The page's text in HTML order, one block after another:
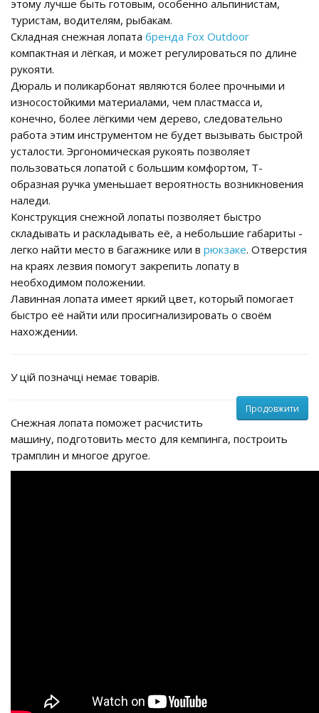
этому лучше быть готовым, особенно альпинистам,
туристам, водителям, рыбакам.
Складная снежная лопата бренда Fox Outdoor
компактная и лёгкая, и может регулироваться по длине
рукояти.
Дюраль и поликарбонат являются более прочными и
износостойкими материалами, чем пластмасса и,
конечно, более лёгкими чем дерево, следовательно
работа этим инструментом не будет вызывать быстрой
усталости. Эргономическая рукоять позволяет
пользоваться лопатой с большим комфортом, Т-
образная ручка уменьшает вероятность возникновения
наледи.
Конструкция снежной лопаты позволяет быстро
складывать и раскладывать её, а небольшие габариты -
легко найти место в багажнике или в рюкзаке. Отверстия
на краях лезвия помогут закрепить лопату в
необходимом положении.
Лавинная лопата имеет яркий цвет, который помогает
быстро её найти или просигнализировать о своём
нахождении.
У цій позначці немає товарів.
Продовжити
Снежная лопата поможет расчистить
машину, подготовить место для кемпинга, построить
трамплин и многое другое.